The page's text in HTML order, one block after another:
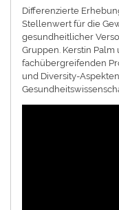
Differenzierte
Stellenwert für die
gesundheitlicher
Gruppen. Kerstin
fachübergreifenden
und Diversity-